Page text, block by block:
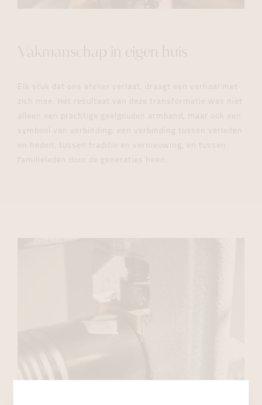
Vakmanschap in eigen huis
Elk stuk dat ons atelier verlaat, draagt een verhaal met
zich mee. Het resultaat van deze transformatie was niet
alleen een prachtige geelgouden armband, maar ook een
symbool van verbinding: een verbinding tussen verleden
en heden, tussen traditie en vernieuwing, en tussen
familieleden door de generaties heen.